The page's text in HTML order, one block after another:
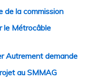
de la commission
le Métrocâble
Autrement demande
au SMMAG